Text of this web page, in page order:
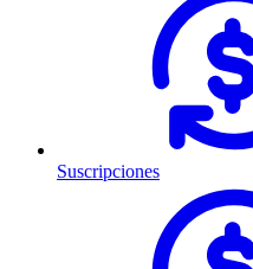
Suscripciones